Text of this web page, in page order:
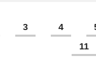
3 4
11